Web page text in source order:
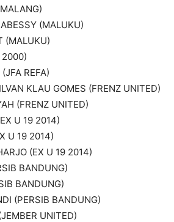
(MALUKU)
(MALUKU)
2000)
REFA)
KLAU GOMES (FRENZ UNITED)
(FRENZ UNITED)
U 19 2014)
U 19 2014)
(EX U 19 2014)
BANDUNG)
BANDUNG)
(PERSIB BANDUNG)
UNITED)